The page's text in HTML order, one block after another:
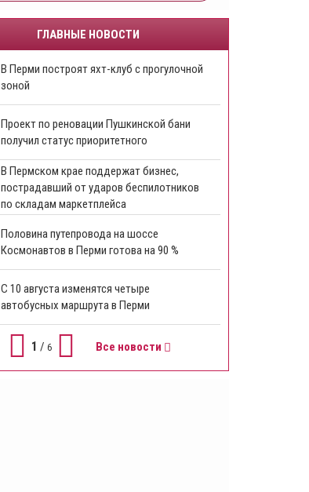
ГЛАВНЫЕ НОВОСТИ
В Перми построят яхт-клуб с прогулочной
зоной
​Проект по реновации Пушкинской бани
получил статус приоритетного
​В Пермском крае поддержат бизнес,
пострадавший от ударов беспилотников
по складам маркетплейса
​Половина путепровода на шоссе
Космонавтов в Перми готова на 90 %
​С 10 августа изменятся четыре
автобусных маршрута в Перми
1 / 6 Все новости